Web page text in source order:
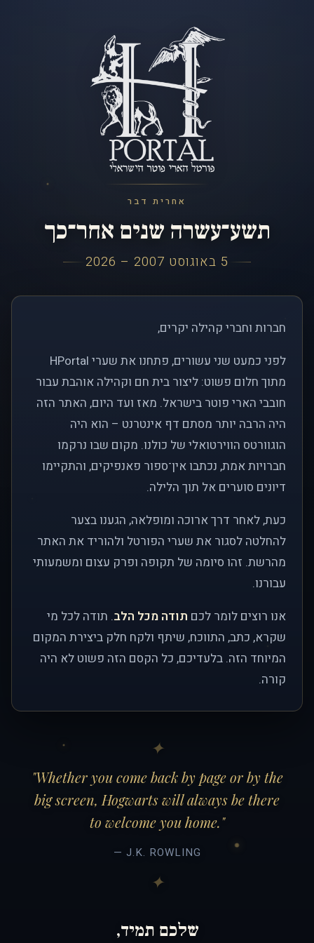
אחרית דבר
תשע־עשרה שנים אחר־כך
5 באוגוסט 2007 – 2026
חברות וחברי קהילה יקרים,
לפני כמעט שני עשורים, פתחנו את שערי HPortal
מתוך חלום פשוט: ליצור בית חם וקהילה אוהבת עבור
חובבי הארי פוטר בישראל. מאז ועד היום, האתר הזה
היה הרבה יותר מסתם דף אינטרנט – הוא היה
הוגוורטס הווירטואלי של כולנו. מקום שבו נרקמו
חברויות אמת, נכתבו אין־ספור פאנפיקים, והתקיימו
דיונים סוערים אל תוך הלילה.
כעת, לאחר דרך ארוכה ומופלאה, הגענו בצער
להחלטה לסגור את שערי הפורטל ולהוריד את האתר
מהרשת. זהו סיומה של תקופה ופרק עצום ומשמעותי
עבורנו.
אנו רוצים לומר לכם תודה מכל הלב. תודה לכל מי
שקרא, כתב, התווכח, שיתף ולקח חלק ביצירת המקום
המיוחד הזה. בלעדיכם, כל הקסם הזה פשוט לא היה
קורה.
"Whether you come back by page or by the
big screen, Hogwarts will always be there
to welcome you home."
— J.K. ROWLING
שלכם תמיד,